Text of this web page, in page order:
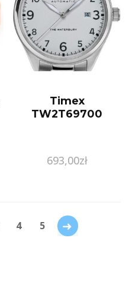
Timex
TW2T69700
693,00zł
4 5